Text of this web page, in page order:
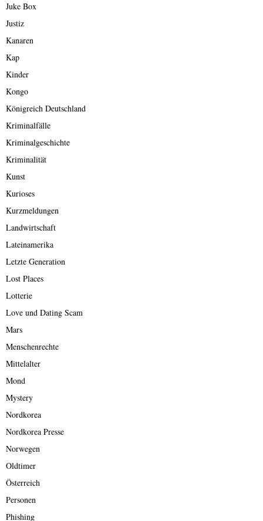
Juke Box
Justiz
Kanaren
Kap
Kinder
Kongo
Königreich Deutschland
Kriminalfälle
Kriminalgeschichte
Kriminalität
Kunst
Kurioses
Kurzmeldungen
Landwirtschaft
Lateinamerika
Letzte Generation
Lost Places
Lotterie
Love und Dating Scam
Mars
Menschenrechte
Mittelalter
Mond
Mystery
Nordkorea
Nordkorea Presse
Norwegen
Oldtimer
Österreich
Personen
Phishing